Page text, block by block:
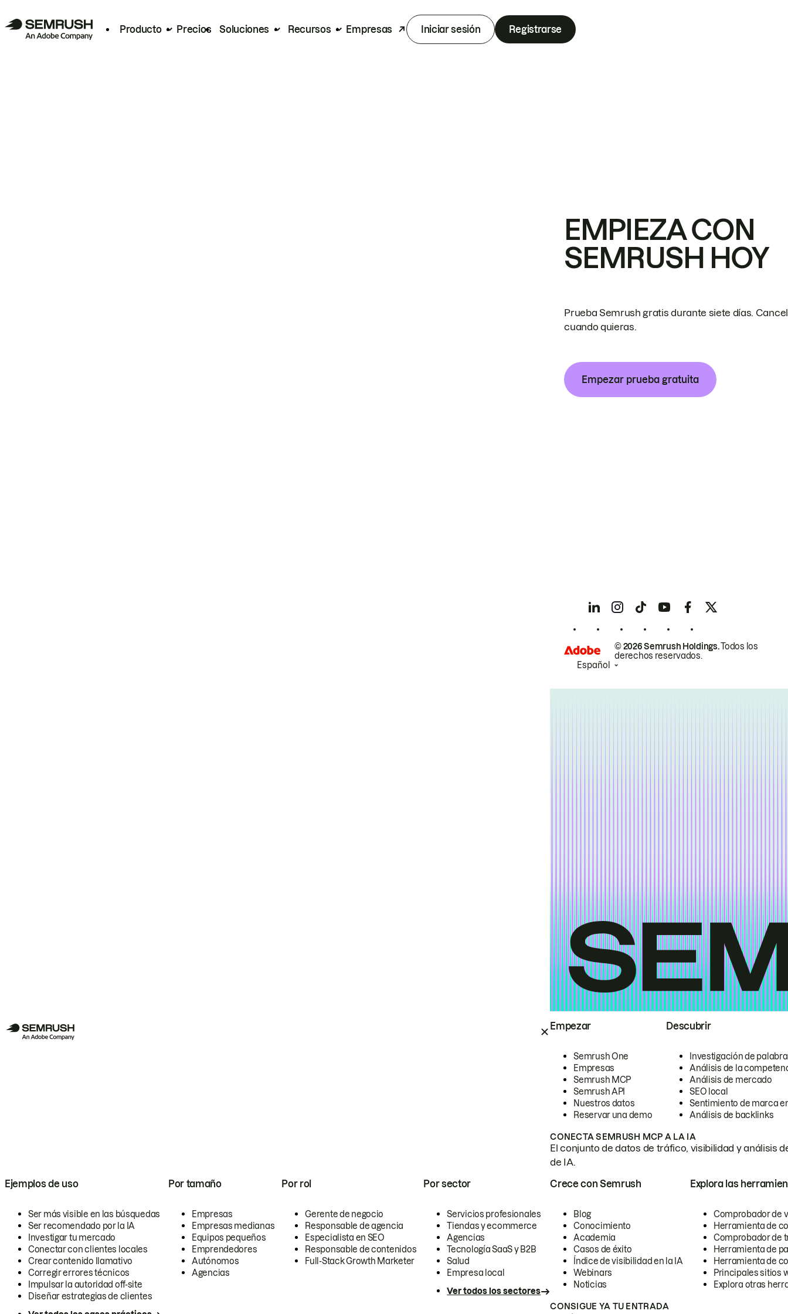
Producto Precios Soluciones Recursos Empresas Iniciar sesión Registrarse
Empezar
Semrush One
Empresas
Semrush MCP
Semrush API
Nuestros datos
Reservar una demo
Descubrir
Investigación de
Análisis de la
Análisis de mercado
SEO local
Sentimiento de marca
Análisis de backlinks
CONECTA SEMRUSH MCP A LA IA
El conjunto de datos de tráfico, visibilidad y análisis
de IA.
Ejemplos de uso
Ser más visible en las búsquedas
Ser recomendado por la IA
Investigar tu mercado
Conectar con clientes locales
Crear contenido llamativo
Corregir errores técnicos
Impulsar la autoridad off-site
Diseñar estrategias de clientes
Por tamaño
Empresas
Empresas medianas
Equipos pequeños
Emprendedores
Autónomos
Agencias
Por rol
Gerente de negocio
Responsable de agencia
Especialista en SEO
Responsable de contenidos
Full-Stack Growth Marketer
Por sector
Servicios profesionales
Tiendas y ecommerce
Agencias
Tecnología SaaS y B2B
Salud
Empresa local
Ver todos los sectores
Crece con Semrush
Blog
Conocimiento
Academia
Casos de éxito
Índice de visibilidad en la IA
Webinars
Noticias
Explora las
Comprobador de
Herramienta de
Comprobador de
Herramienta de
Herramienta de
Principales sitios
Explora otras
CONSIGUE YA TU ENTRADA
EMPIEZA CON
SEMRUSH HOY
Prueba Semrush gratis durante siete días.
cuando quieras.
Empezar prueba gratuita
© 2026 Semrush Holdings.Todos los
derechos reservados.
Español